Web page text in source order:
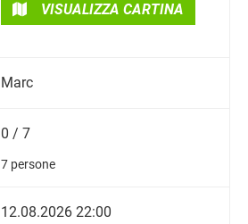
VISUALIZZA CARTINA
Marc
0 / 7
7 persone
12.08.2026 22:00